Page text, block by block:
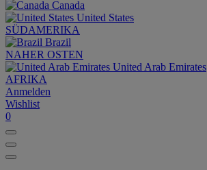
Canada
United States
SÜDAMERIKA
Brazil
NAHER OSTEN
United Arab Emirates
AFRIKA
Anmelden
Wishlist
0